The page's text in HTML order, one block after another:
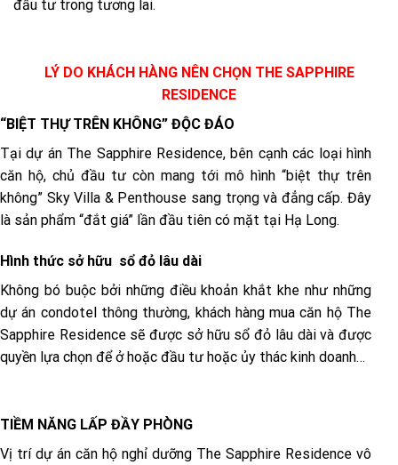
đầu tư trong tương lai.
LÝ DO KHÁCH HÀNG NÊN CHỌN THE SAPPHIRE
RESIDENCE
“BIỆT THỰ TRÊN KHÔNG” ĐỘC ĐÁO
Tại dự án The Sapphire Residence, bên cạnh các loại hình
căn hộ, chủ đầu tư còn mang tới mô hình “biệt thự trên
không” Sky Villa & Penthouse sang trọng và đẳng cấp. Đây
là sản phẩm “đắt giá” lần đầu tiên có mặt tại Hạ Long.
Hình thức sở hữu sổ đỏ lâu dài
Không bó buộc bởi những điều khoản khắt khe như những
dự án condotel thông thường, khách hàng mua căn hộ The
Sapphire Residence sẽ được sở hữu sổ đỏ lâu dài và được
quyền lựa chọn để ở hoặc đầu tư hoặc ủy thác kinh doanh…
TIỀM NĂNG LẤP ĐẦY PHÒNG
Vị trí dự án căn hộ nghỉ dưỡng The Sapphire Residence vô